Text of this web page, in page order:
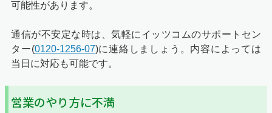
可能性があります。
通信が不安定な時は、気軽にイッツコムのサポートセン
ター(0120-1256-07)に連絡しましょう。内容によっては
当日に対応も可能です。
営業のやり方に不満